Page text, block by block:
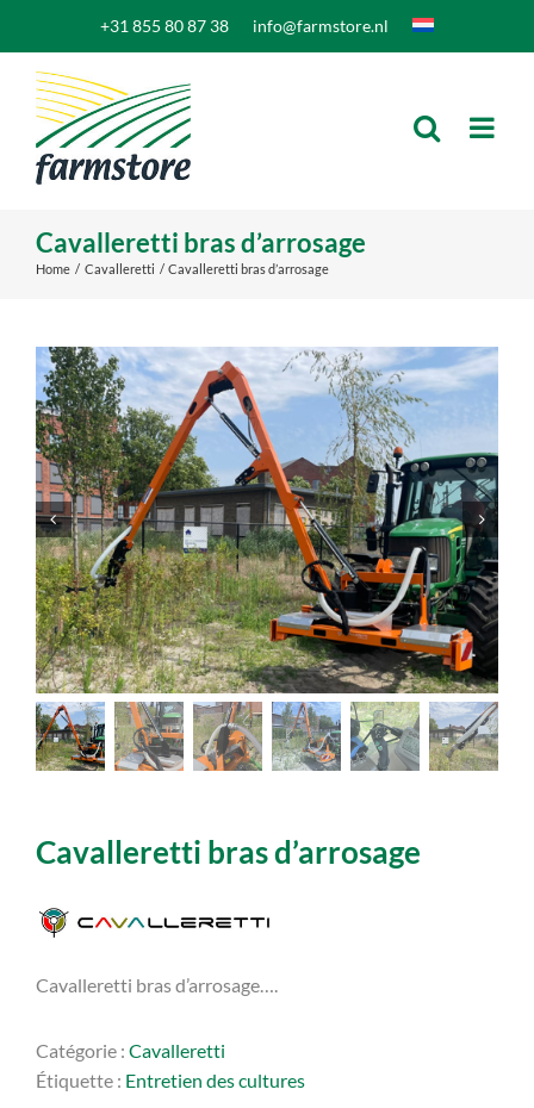
content
+31 855 80 87 38 info@farmstore.nl
Cavalleretti bras d’arrosage
Home Cavalleretti Cavalleretti bras d’arrosage
Cavalleretti bras d’arrosage
Cavalleretti bras d’arrosage….
Catégorie : Cavalleretti
Étiquette : Entretien des cultures